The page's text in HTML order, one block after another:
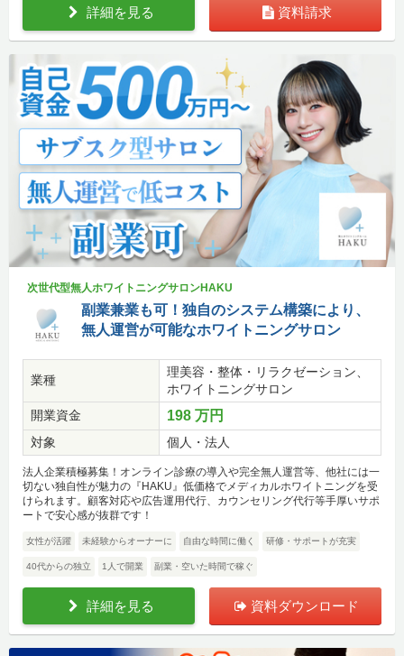
詳細を見る 資料請求
次世代型無人ホワイトニングサロンHAKU
副業兼業も可！独自のシステム構築により、
無人運営が可能なホワイトニングサロン
業種
理美容・整体・リラクゼーション、
ホワイトニングサロン
開業資金
198 万円
対象 個人・法人
法人企業積極募集！オンライン診療の導入や完全無人運営等、他社には一
切ない独自性が魅力の『HAKU』低価格でメディカルホワイトニングを受
けられます。顧客対応や広告運用代行、カウンセリング代行等手厚いサポ
ートで安心感が抜群です！
女性が活躍 未経験からオーナーに 自由な時間に働く 研修・サポートが充実
40代からの独立 1人で開業 副業・空いた時間で稼ぐ
詳細を見る 資料ダウンロード